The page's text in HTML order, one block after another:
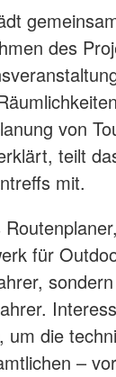
des
von
teilt
mit.
für
um die
–